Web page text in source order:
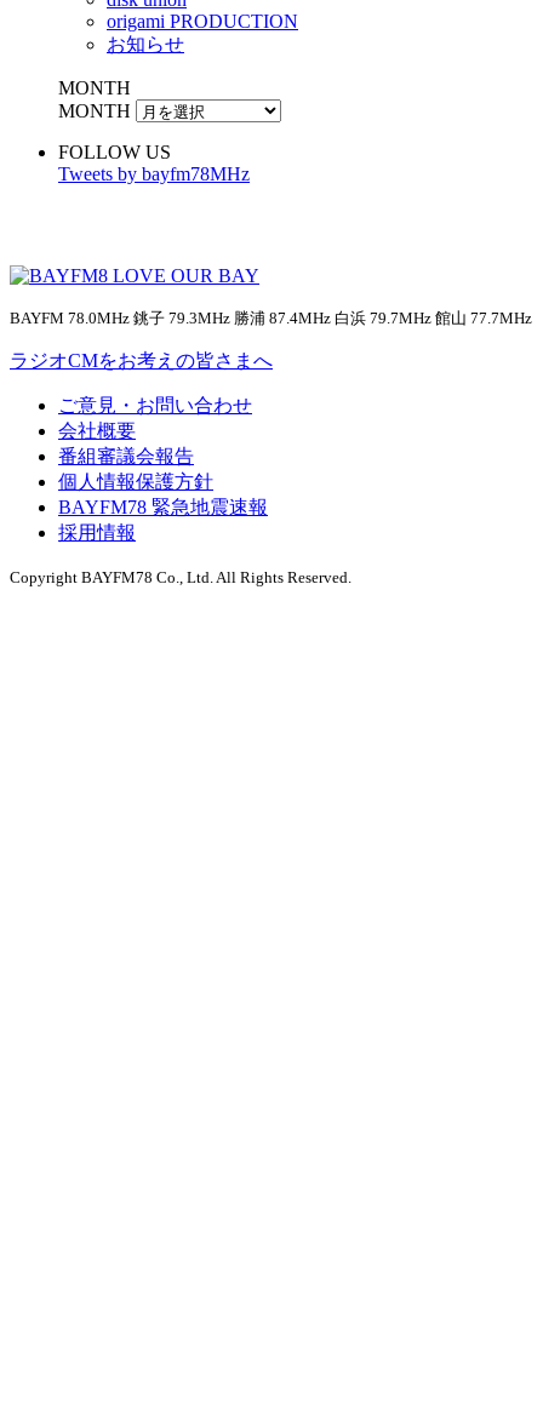
origami PRODUCTION
お知らせ
MONTH
MONTH
FOLLOW US
Tweets by bayfm78MHz
BAYFM 78.0MHz 銚子 79.3MHz 勝浦 87.4MHz 白浜 79.7MHz 館山 77.7MHz
ラジオCMをお考えの皆さまへ
ご意見・お問い合わせ
会社概要
番組審議会報告
個人情報保護方針
BAYFM78 緊急地震速報
採用情報
Copyright BAYFM78 Co., Ltd. All Rights Reserved.